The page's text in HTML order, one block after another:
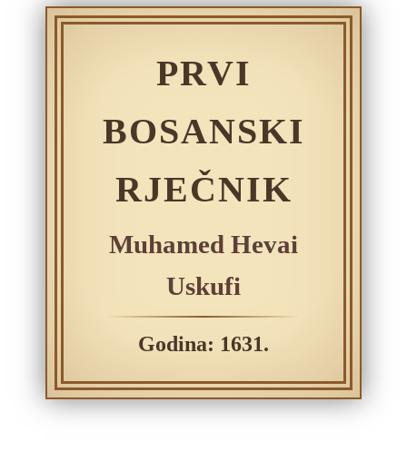
PRVI
BOSANSKI
RJEČNIK
Muhamed Hevai
Uskufi
Godina: 1631.